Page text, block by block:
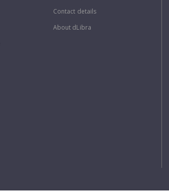
Contact details
About dLibra